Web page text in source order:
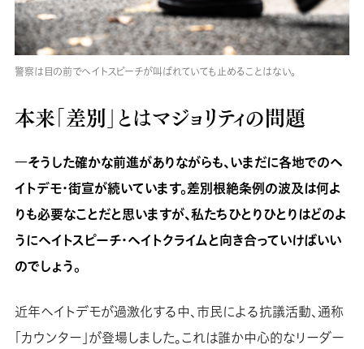
警察は目の前でヘイトスピーチが叫ばれていても止めることはない。
本来「差別」とはマジョリティの問題
―そうした確かな前進がありながらも、いまだに各地でのヘ
イトデモ・街宣が続いています。差別根絶条例の波及は何よ
りも必要なことだと思いますが、私たちひとりひとりはどのよ
うにヘイトスピーチ・ヘイトクライムと向き合っていけばいい
のでしょう。
近年ヘイトデモが過激化する中、市民による抗議活動、通称
「カウンター」が登場しました。これは誰か中心的なリーダー